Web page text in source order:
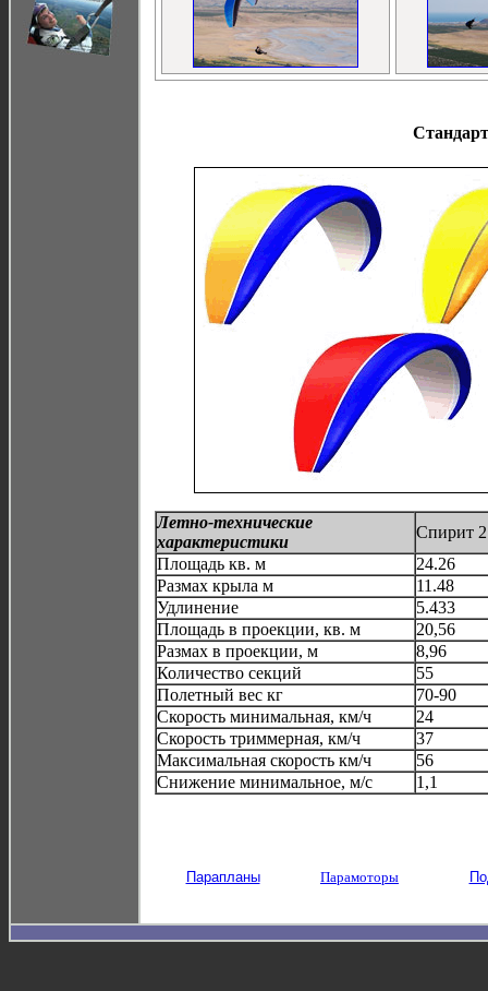
Летно-технические
характеристики
Спирит
Площадь кв. м
24.26
Размах крыла м
11.48
Удлинение
5.433
Площадь в проекции, кв. м
20,56
Размах в проекции, м
8,96
Количество секций
55
Полетный вес кг
70-90
Скорость минимальная, км/ч
24
Скорость триммерная, км/ч
37
Максимальная скорость км/ч
56
Снижение минимальное, м/с
1,1
Парапланы Парамоторы